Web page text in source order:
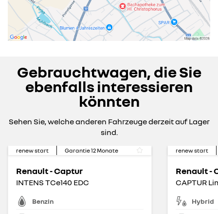
Gebrauchtwagen, die Sie
ebenfalls interessieren
könnten
Sehen Sie, welche anderen Fahrzeuge derzeit auf Lager
sind.
renew start Garantie12Monate
Renault - Captur
INTENS TCe140 EDC
Benzin
renew start
Renault -
Hybrid